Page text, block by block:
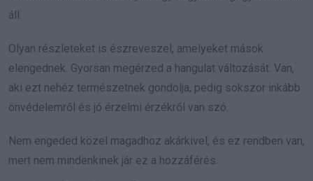
áll.
Olyan részleteket is észreveszel, amelyeket mások
elengednek. Gyorsan megérzed a hangulat változását. Van,
aki ezt nehéz természetnek gondolja, pedig sokszor inkább
önvédelemről és jó érzelmi érzékről van szó.
Nem engeded közel magadhoz akárkivel, és ez rendben van,
mert nem mindenkinek jár ez a hozzáférés.